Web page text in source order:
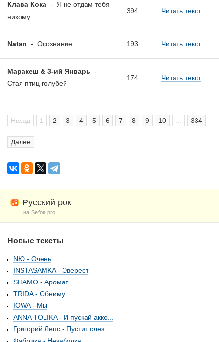
Клава Кока - Я не отдам тебя
никому
394 Читать текст
Natan - Осознание 193 Читать текст
Маракеш & 3-ий Январь -
Стая птиц голубей
174 Читать текст
Назад 1 2 3 4 5 6 7 8 9 10 334
Далее
Русский рок
на Sefon.pro
Новые тексты
NЮ - Очень
INSTASAMKA - Эверест
SHAMO - Аромат
TRIDA - Обниму
IOWA - Мы
ANNA TOLIKA - И пускай акко...
Григорий Лепс - Пустит слез...